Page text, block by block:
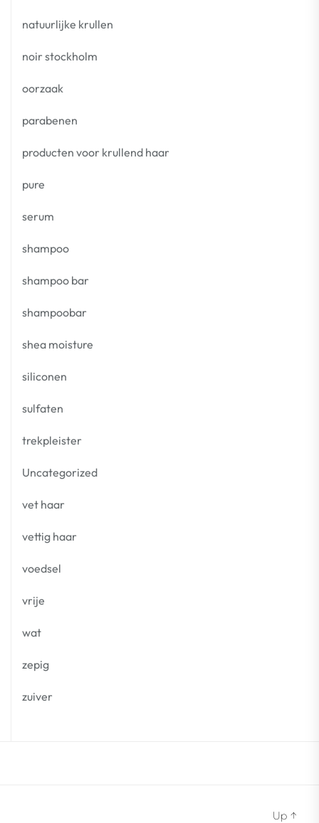
natuurlijke krullen
noir stockholm
oorzaak
parabenen
producten voor krullend haar
pure
serum
shampoo
shampoo bar
shampoobar
shea moisture
siliconen
sulfaten
trekpleister
Uncategorized
vet haar
vettig haar
voedsel
vrije
wat
zepig
zuiver
Up ↑